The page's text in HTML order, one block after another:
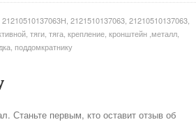
2121510137063, 21210510137063,
тяги, тяга, крепление, кронштейн ,металл,
поддомкратнику
Станьте первым, кто оставит отзыв об